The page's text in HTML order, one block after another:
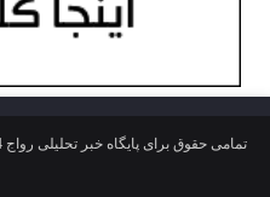
تمامی حقوق برای پایگاه خبر تحلیلی رواج 24 محفوظ می باشد.